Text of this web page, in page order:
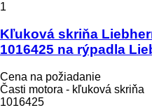
1
Kľuková skriňa
1016425 na rýpadla
Cena na požiadanie
Časti motora - kľuková skriňa
1016425